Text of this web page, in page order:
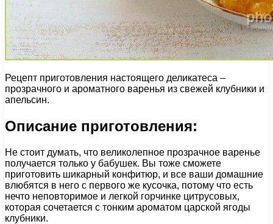
Рецепт приготовления настоящего деликатеса –
прозрачного и ароматного варенья из свежей клубники и
апельсин.
Описание приготовления:
Не стоит думать, что великолепное прозрачное варенье
получается только у бабушек. Вы тоже сможете
приготовить шикарный конфитюр, и все ваши домашние
влюбятся в него с первого же кусочка, потому что есть
нечто неповторимое и легкой горчинке цитрусовых,
которая сочетается с тонким ароматом царской ягоды
клубники.